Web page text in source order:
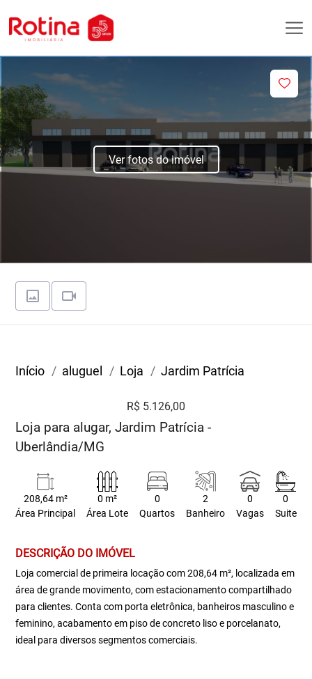
Ver fotos do imóvel
Início aluguel Loja Jardim Patrícia
R$ 5.126,00
Loja para alugar, Jardim Patrícia -
Uberlândia/MG
208,64 m²
Área Principal
0 m²
Área Lote
0
Quartos
2
Banheiro
0
Vagas
0
Suite
DESCRIÇÃO DO IMÓVEL
Loja comercial de primeira locação com 208,64 m², localizada em
área de grande movimento, com estacionamento compartilhado
para clientes. Conta com porta eletrônica, banheiros masculino e
feminino, acabamento em piso de concreto liso e porcelanato,
ideal para diversos segmentos comerciais.